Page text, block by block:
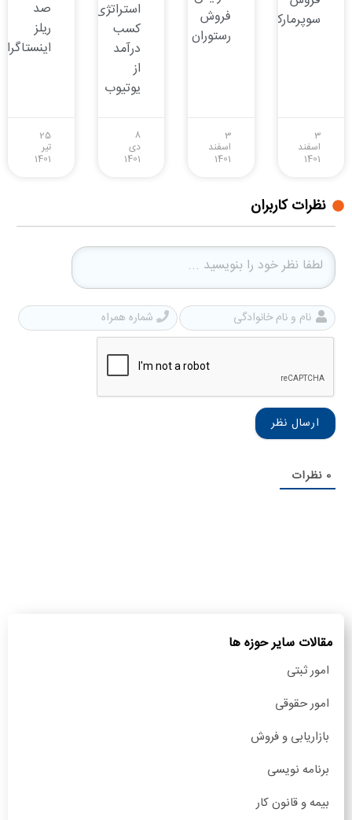
سوپرمارکت
3
اسفند
1401
فروش
رستوران
3
اسفند
1401
استراتژی‌های
کسب
درآمد
از
یوتیوب
8
دی
1401
صد
ریلز
اینستاگرام
25
تیر
1401
نظرات کاربران
نام
و
نام
0 نظرات
مقالات سایر حوزه ها
امور ثبتی
امور حقوقی
بازاریابی و فروش
برنامه نویسی
بیمه و قانون کار